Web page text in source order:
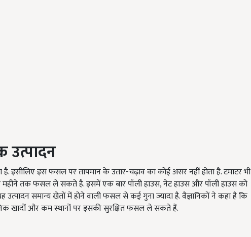
है. इसीलिए इस फसल पर तापमान के उतार-चढ़ाव का कोई असर नहीं होता है. टमाटर भी
तक फसल ले सकते है. इसमें एक बार पॉली हाउस, नेट हाउस और पॉली हाउस को
समान्य खेतों में होने वाली फसल से कई गुना ज्यादा है. वैज्ञानिकों ने कहा है कि
खादों और कम स्थानों पर इसकी सुरक्षित फसल ले सकते हैं.